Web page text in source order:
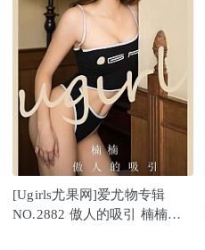
[Ugirls尤果网]爱尤物专辑
NO.2882 傲人的吸引 楠楠